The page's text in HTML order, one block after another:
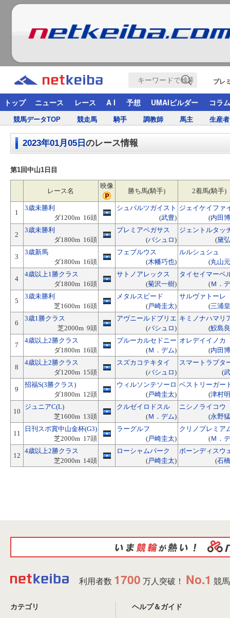
プレ
トップ ニュース レース A I 予想 UMAIビルダー コラム
競馬データTOP 競走馬 騎手 調教師 馬主 生産者
2023年01月05日 のレース情報
第1回中山1日目
レース名
映像
勝ち馬(騎手) 2着馬(騎手)
1
3歳未勝利
ダ1200m 16頭
シュバルツガイスト
(武豊)
ジェイケイファ
(内田
2
3歳未勝利
ダ1800m 16頭
プレミアペガサス
(バシュロ)
ジェントルタッ
(黛
3
3歳新馬
ダ1800m 16頭
フェブルウス
(木幡巧也)
ルルシュシュ
(丸山
4
4歳以上1勝クラス
ダ1800m 16頭
サトノアレックス
(菊沢一樹)
タイセイマーベ
(Ｍ．
5
3歳未勝利
芝1600m 16頭
メタルスピード
(戸崎圭太)
サルヴァトーレ
(三浦
6
3歳1勝クラス
芝2000m 9頭
アヴニールドブリエ
(バシュロ)
キミノナハマリ
(鮫島
7
4歳以上2勝クラス
ダ1800m 16頭
ブルーカルセドニー
(Ｍ．デム)
オレデイイノカ
(内田
8
4歳以上2勝クラス
ダ1200m 15頭
スズカコテキタイ
(バシュロ)
スマートラプタ
(
9
招福S(3勝クラス)
ダ1800m 12頭
ウィルソンテソーロ
(戸崎圭太)
ベストリーガー
(津村
10
ジュニアC(L)
芝1600m 13頭
クルゼイロドスル
(Ｍ．デム)
ニシノライコウ
(永野
11
日刊スポ賞中山金杯(G3)
芝2000m 17頭
ラーグルフ
(戸崎圭太)
クリノプレミア
(Ｍ．
12
4歳以上2勝クラス
芝2000m 14頭
ローシャムパーク
(戸崎圭太)
ボーンディスウ
(石
利用者数 1700 万人突破！ No.1 競
カテゴリ ヘルプ＆ガイド